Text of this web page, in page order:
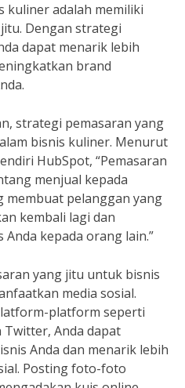
kuliner adalah memiliki
Dengan strategi
dapat menarik lebih
brand
strategi pemasaran yang
bisnis kuliner. Menurut
HubSpot, “Pemasaran
menjual kepada
pelanggan yang
kembali lagi dan
kepada orang lain.”
yang jitu untuk bisnis
media sosial.
platform seperti
Twitter, Anda dapat
Anda dan menarik lebih
Posting foto-foto